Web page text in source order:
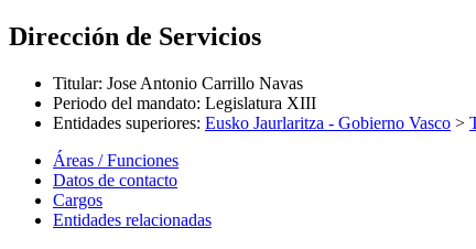
Dirección de Servicios
Titular: Jose Antonio Carrillo Navas
Periodo del mandato: Legislatura XIII
Entidades superiores: Eusko Jaurlaritza - Gobierno Vasco >
Áreas / Funciones
Datos de contacto
Cargos
Entidades relacionadas